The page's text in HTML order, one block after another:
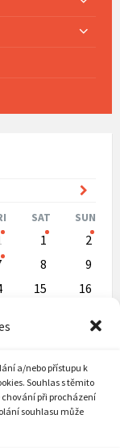
a/nebo přístupu k
Souhlas s těmito
při procházení
souhlasu může
SAT SUN
1
2
8
9
15
16
30